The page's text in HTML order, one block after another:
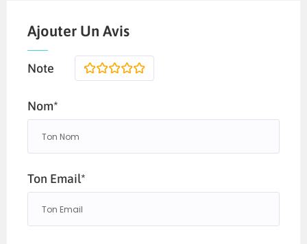
Ajouter Un Avis
Note 5
4
3
2
Nom*
Ton Email*